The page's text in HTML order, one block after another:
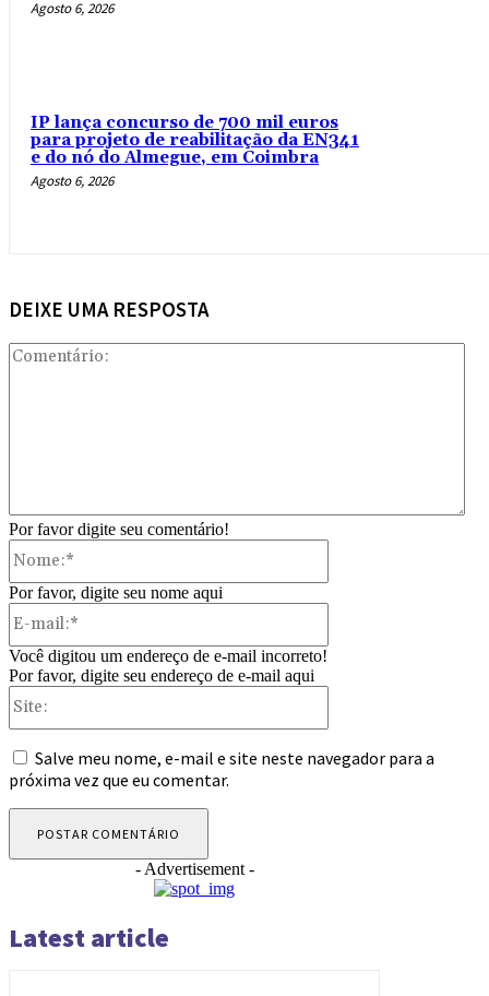
Agosto 6, 2026
IP lança concurso de 700 mil euros
para projeto de reabilitação da EN341
e do nó do Almegue, em Coimbra
Agosto 6, 2026
DEIXE UMA RESPOSTA
Por favor digite seu comentário!
Por favor, digite seu nome aqui
Você digitou um endereço de e-mail incorreto!
Por favor, digite seu endereço de e-mail aqui
Salve meu nome, e-mail e site neste navegador para a
próxima vez que eu comentar.
- Advertisement -
Latest article